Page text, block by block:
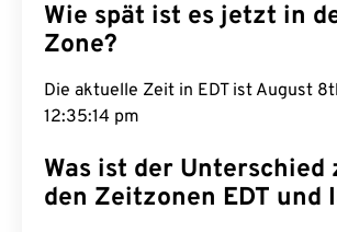
Wie spät ist es jetzt in
Zone?
Die aktuelle Zeit in EDT ist August
12:35:15 pm
Was ist der Unterschied
den Zeitzonen EDT und